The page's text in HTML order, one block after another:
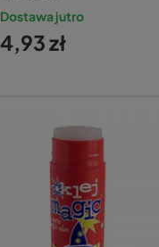
Dostawa jutro
4,93 zł